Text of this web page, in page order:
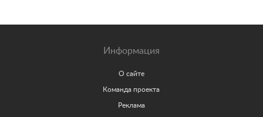
Информация
О сайте
Команда проекта
Реклама